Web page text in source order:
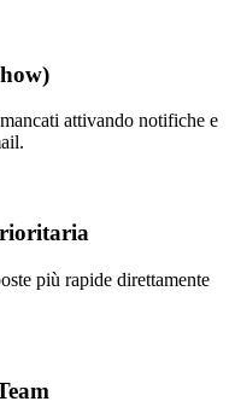
attivando notifiche e
più rapide direttamente